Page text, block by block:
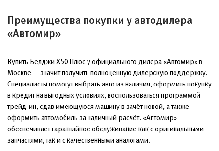
Преимущества покупки у автодилера
«Автомир»
Купить Белджи Х50 Плюс у официального дилера «Автомир» в
Москве — значит получить полноценную дилерскую поддержку.
Специалисты помогут выбрать авто из наличия, оформить покупку
в кредит на выгодных условиях, воспользоваться программой
трейд-ин, сдав имеющуюся машину в зачёт новой, а также
оформить автомобиль за наличный расчёт. «Автомир»
обеспечивает гарантийное обслуживание как с оригинальными
запчастями, так и с качественными аналогами.